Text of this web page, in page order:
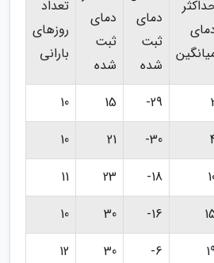
دمای
ثبت
شده
دمای
ثبت
شده
تعداد
روزهای
بارانی
29-
15
10
30-
21
10
18-
23
11
16-
30
10
6-
30
12